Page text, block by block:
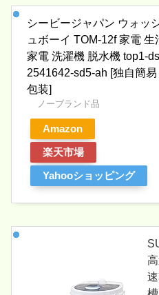
シービージャパン ウォッ
ュボーイ TOM-12f 家電 生
家電 洗濯機 脱水機 top1-
2541642-sd5-ah [独自簡易
包装]
ノーブランド品
Amazon
楽天市場
Yahooショッピング